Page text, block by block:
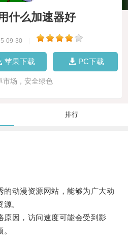
什么加速器好
09-30
苹果下载 PC下载
市场，安全绿色
排行
动漫资源网站，能够为广大动
。
因，访问速度可能会受到影